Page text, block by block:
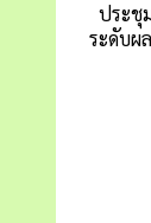
ประชุ
ระดับผ